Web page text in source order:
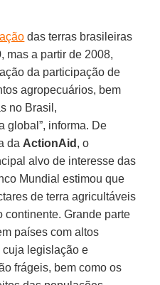
das terras brasileiras
mas a partir de 2008,
da participação de
agropecuários, bem
no Brasil,
global”, informa. De
da ActionAid , o
alvo de interesse das
Mundial estimou que
de terra agricultáveis
continente. Grande parte
países com altos
cuja legislação e
frágeis, bem como os